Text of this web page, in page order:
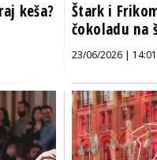
keša?
Štark i
čokoladu na
23/06/2026 | 14:01